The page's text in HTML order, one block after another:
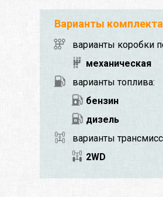
Варианты
варианты коробки
механическая
варианты топлива:
бензин
дизель
варианты
2WD